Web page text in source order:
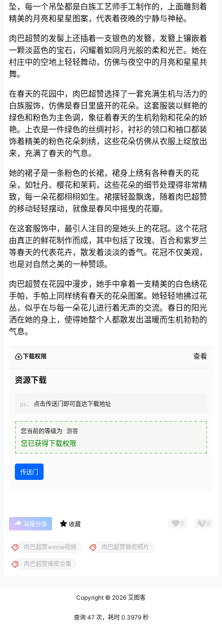
坠，每一个吊坠都是白族工艺师手工制作的，上面雕刻着
精美的月亮和星星图案，代表着夜晚的宁静与神秘。
肉巴超赞的发髻上还插着一支银色的发簪，发簪上镶嵌着
一颗淡蓝色的宝石，闪耀着如同月光般的柔和光芒。她在
村庄中的空地上轻轻舞动，仿佛与夜空中的月亮和星星共
舞。
在春天的花园中，肉巴超赞选择了一套充满生机与活力的
白族服饰，仿佛是春日里盛开的花朵。这套服装以鲜艳的
绿色和粉色为主色调，象征着春天的生机勃勃和花朵的娇
艳。上衣是一件绿色的丝绸衬衫，衬衫的领口和袖口都装
饰着精美的粉色花朵刺绣，这些花朵仿佛从衣服上绽放出
来，充满了春天的气息。
她的裙子是一条粉色的长裙，裙身上绣有各种春天的花
朵，如牡丹、樱花和茉莉，这些花朵的细节处理得非常精
致，每一朵花都栩栩如生。裙摆轻盈飘逸，随着肉巴超赞
的移动轻轻摆动，就像是春风中摇曳的花瓣。
在这套服饰中，最引人注目的是她头上的花冠。这个花冠
由真正的鲜花制作而成，其中包括了玫瑰、百合和紫罗兰
等春天的代表花卉，散发着淡淡的香气。花冠不仅美观，
也是对自然之美的一种赞颂。
肉巴超赞在花园中漫步，她手中拿着一支精美的白色绣花
手帕，手帕上同样绣有春天的花朵图案。她轻轻地拂过花
丛，似乎在与每一朵花儿进行着无声的交流。春日的阳光
洒在她的身上，使得她整个人都散发出温暖而生机勃勃的
气息。
下载权限 查看
资源下载
ps： 点击传送门即可直达下载地址
您当前的等级为 游客
您已获得下载权限
传送门
海报分享 收藏 0 0
肉巴超赞weme视频 肉巴超赞微密照片
肉巴超赞维密合集
Copyright © 2026 艾图客
查询 47 次，耗时 0.3979 秒